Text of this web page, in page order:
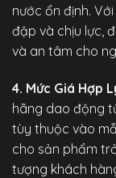
nước ổn định.
đập và chịu lực,
và an tâm cho
4. Mức Giá Hợp
hãng dao động
tùy thuộc vào
cho sản phẩm
tượng khách